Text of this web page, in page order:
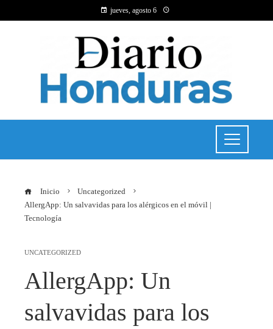
jueves, agosto 6
Inicio
Uncategorized
AllergApp: Un salvavidas para los alérgicos en el móvil |
Tecnología
UNCATEGORIZED
AllergApp: Un
salvavidas para los